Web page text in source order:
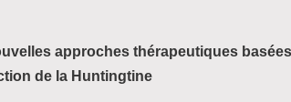
approches thérapeutiques
de la Huntingtine